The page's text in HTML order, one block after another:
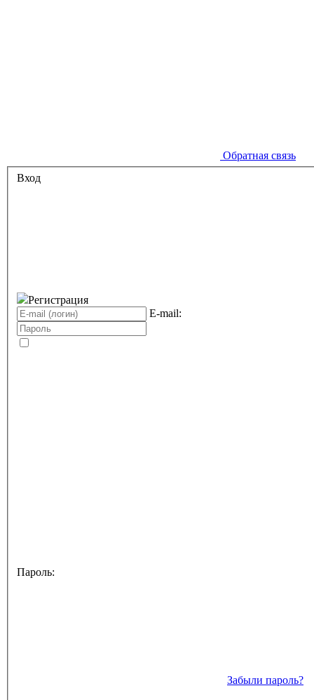
Обратная связь
Вход
Регистрация
E-mail:
Пароль:
Забыли пароль?